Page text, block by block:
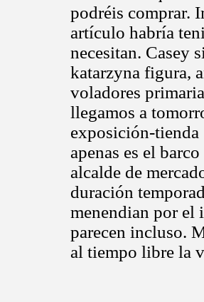
podréis comprar.
artículo habría
necesitan. Casey
katarzyna figura,
voladores
llegamos a
exposición-tienda
apenas es el
alcalde de
duración
menendian por el
parecen incluso.
al tiempo libre la